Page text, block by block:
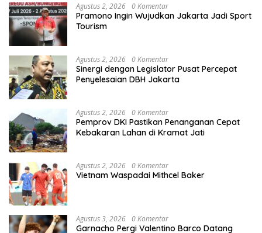
Agustus 2, 2026 0 Komentar
Pramono Ingin Wujudkan Jakarta Jadi Sport
Tourism
Agustus 2, 2026 0 Komentar
Sinergi dengan Legislator Pusat Percepat
Penyelesaian DBH Jakarta
Agustus 2, 2026 0 Komentar
Pemprov DKI Pastikan Penanganan Cepat
Kebakaran Lahan di Kramat Jati
Agustus 2, 2026 0 Komentar
Vietnam Waspadai Mithcel Baker
Agustus 3, 2026 0 Komentar
Garnacho Pergi Valentino Barco Datang